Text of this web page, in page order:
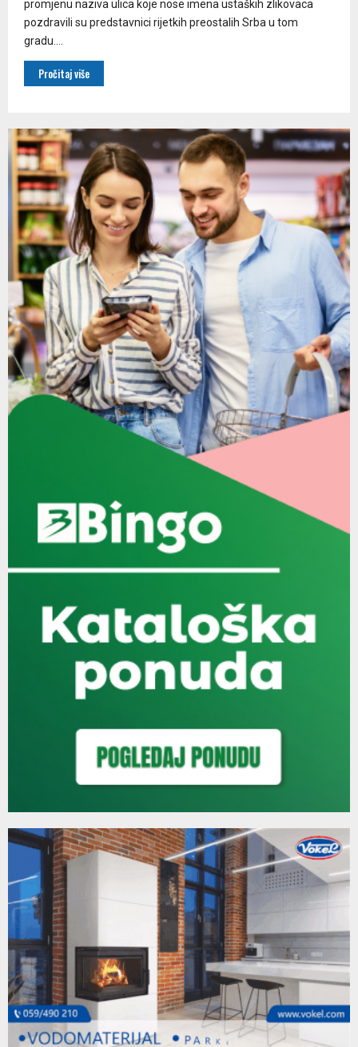
promjenu naziva ulica koje nose imena ustaških zlikovaca
pozdravili su predstavnici rijetkih preostalih Srba u tom
gradu....
Pročitaj više